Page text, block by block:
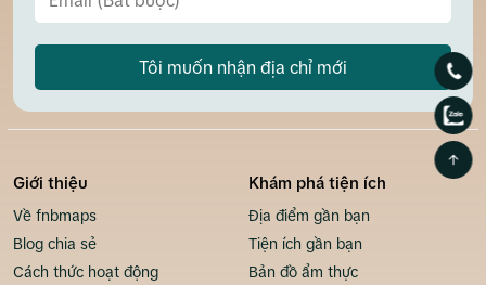
Tôi muốn nhận địa chỉ mới
Giới thiệu
Về fnbmaps
Blog chia sẻ
Cách thức hoạt động
Khám phá tiện ích
Địa điểm gần bạn
Tiện ích gần bạn
Bản đồ ẩm thực